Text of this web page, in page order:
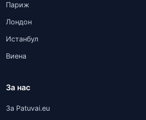
Париж
Лондон
Истанбул
Виена
За нас
За Patuvai.eu